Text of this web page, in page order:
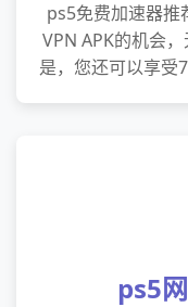
ps5免费加速器推
VPN APK的机会
是，您还可以享受
ps5